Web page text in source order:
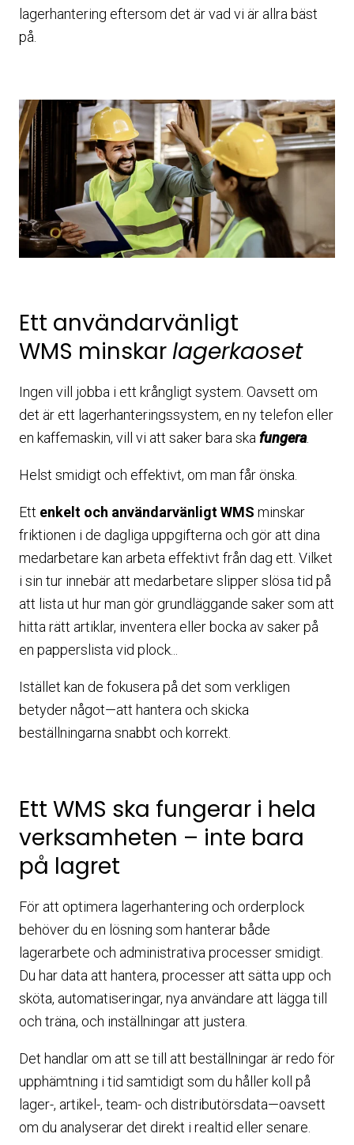
lagerhantering eftersom det är vad vi är allra bäst
på.
Ett användarvänligt
WMS minskarlagerkaoset
Ingen vill jobba i ett krångligt system. Oavsett om
det är ett lagerhanteringssystem, en ny telefon eller
en kaffemaskin, vill vi att saker bara ska fungera.
Helst smidigt och effektivt, om man får önska.
Ett enkelt och användarvänligt WMS minskar
friktionen i de dagliga uppgifterna och gör att dina
medarbetare kan arbeta effektivt från dag ett. Vilket
i sin tur innebär att medarbetare slipper slösa tid på
att lista ut hur man gör grundläggande saker som att
hitta rätt artiklar, inventera eller bocka av saker på
en papperslista vid plock...
Istället kan de fokusera på det som verkligen
betyder något—att hantera och skicka
beställningarna snabbt och korrekt.
Ett WMS ska fungerar i hela
verksamheten – inte bara
på lagret
För att optimera lagerhantering och orderplock
behöver du en lösning som hanterar både
lagerarbete och administrativa processer smidigt.
Du har data att hantera, processer att sätta upp och
sköta, automatiseringar, nya användare att lägga till
och träna, och inställningar att justera.
Det handlar om att se till att beställningar är redo för
upphämtning i tid samtidigt som du håller koll på
lager-, artikel-, team- och distributörsdata—oavsett
om du analyserar det direkt i realtid eller senare.